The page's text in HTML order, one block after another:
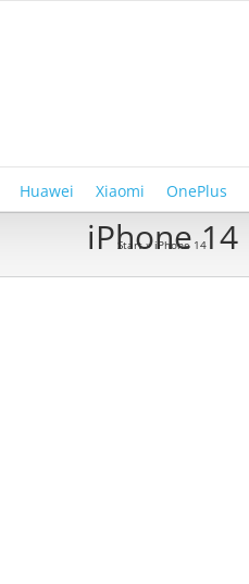
Huawei Xiaomi OnePlus
iPhone 14
Start»iPhone 14